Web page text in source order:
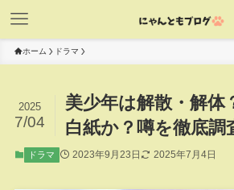
ホーム ドラマ
美少年は解散・解体
白紙か？噂を徹底調
2025
7/04
ドラマ 2023年9月23日 2025年7月4日